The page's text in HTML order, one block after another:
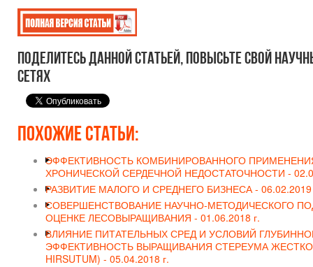
Поделитесь данной статьей, повысьте свой
сетях
Похожие статьи:
ЭФФЕКТИВНОСТЬ КОМБИНИРОВАННОГО
ХРОНИЧЕСКОЙ СЕРДЕЧНОЙ НЕДОСТАТОЧНОСТИ -
РАЗВИТИЕ МАЛОГО И СРЕДНЕГО БИЗНЕСА - 06.02.2019
СОВЕРШЕНСТВОВАНИЕ НАУЧНО-МЕТОДИЧЕСКОГО
ОЦЕНКЕ ЛЕСОВЫРАЩИВАНИЯ - 01.06.2018 г.
ВЛИЯНИЕ ПИТАТЕЛЬНЫХ СРЕД И УСЛОВИЙ
ЭФФЕКТИВНОСТЬ ВЫРАЩИВАНИЯ СТЕРЕУМА
HIRSUTUM) - 05.04.2018 г.